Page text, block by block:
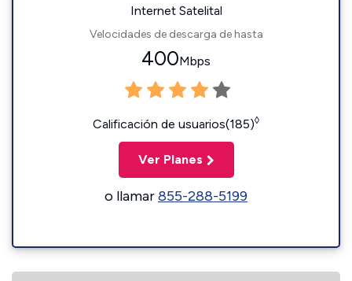
Internet Satelital
Velocidades de descarga de hasta
400Mbps
Calificación de usuarios(185)◊
Ver Planes
o llamar855-288-5199